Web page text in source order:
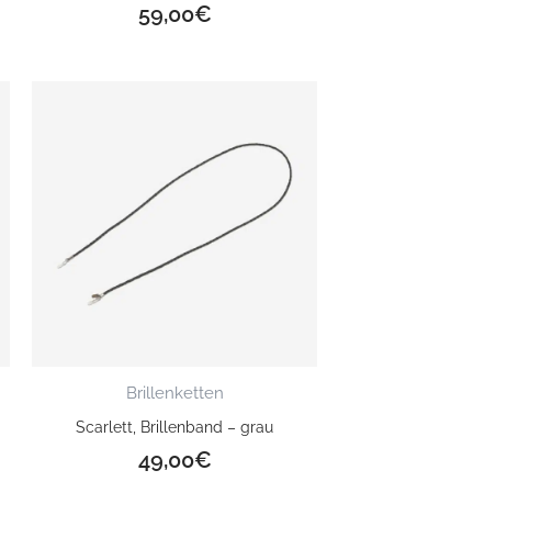
59,00€
Brillenketten
Scarlett, Brillenband – grau
49,00€